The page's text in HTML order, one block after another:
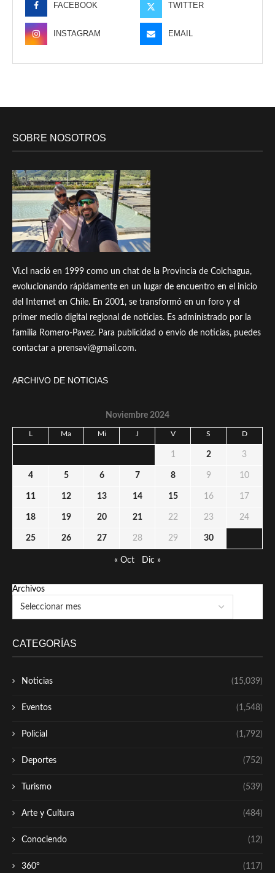
FACEBOOK TWITTER
INSTAGRAM EMAIL
SOBRE NOSOTROS
Vi.cl nació en 1999 como un chat de la Provincia de Colchagua,
evolucionando rápidamente en un lugar de encuentro en el inicio
del Internet en Chile. En 2001, se transformó en un foro y el
primer medio digital regional de noticias. Es administrado por la
familia Romero-Pavez. Para publicidad o envío de noticias, puedes
contactar a prensavi@gmail.com.
ARCHIVO DE NOTICIAS
Noviembre 2024
L Ma Mi J V S D
1 2 3
4 5 6 7 8 9 10
11 12 13 14 15 16 17
18 19 20 21 22 23 24
25 26 27 28 29 30
« Oct Dic »
Archivos
CATEGORÍAS
Noticias (15,039)
Eventos (1,548)
Policial (1,792)
Deportes (752)
Turismo (539)
Arte y Cultura (484)
Conociendo (12)
360º (117)